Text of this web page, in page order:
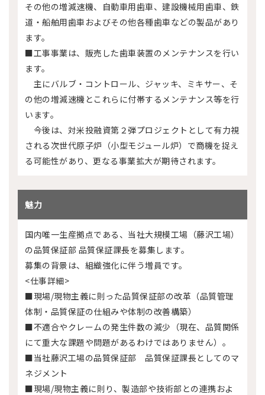
その他の増減速機、自動車用歯車、建設機械用歯車、鉄
道・船舶用歯車およびその他各種歯車などの製品があり
ます。
■工事事業は、販売した歯車装置のメンテナンスを行い
ます。
主にバルブ・コントロール、ジャッキ、ミキサー、そ
の他の増減速機とこれらに付帯するメンテナンス等を行
います。
今後は、対米投融資第２弾プロジェクトとして有力視
される次世代原子炉（小型モジュール炉）で商機を捉え
る可能性があり、更なる事業拡大が期待されます。
魅力
国内唯一生産拠点である、当社大規模工場（藤沢工場）
の品質保証部 品質保証課長を募集します。
募集の背景は、組織強化に伴う増員です。
<仕事詳細>
■現場/現物主義に則った品質保証部の改革（品質管理
体制・品質保証の仕組みや体制の改善構築）
■不適合やクレームの発生件数の減少（現在、品質関係
にて重大な課題や問題があるわけではありません）。
■当社藤沢工場の品質保証部 品質保証課長としてのマ
ネジメント
■現場/現物主義に則り、製造部や技術部との連携およ